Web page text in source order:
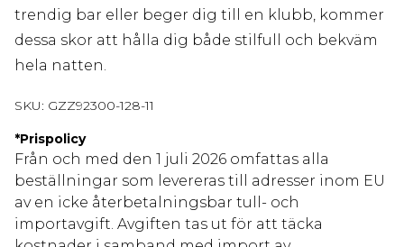
trendig bar eller beger dig till en klubb, kommer
dessa skor att hålla dig både stilfull och bekväm
hela natten.
SKU: GZZ92300-128-11
*Prispolicy
Från och med den 1 juli 2026 omfattas alla
beställningar som levereras till adresser inom EU
av en icke återbetalningsbar tull- och
importavgift. Avgiften tas ut för att täcka